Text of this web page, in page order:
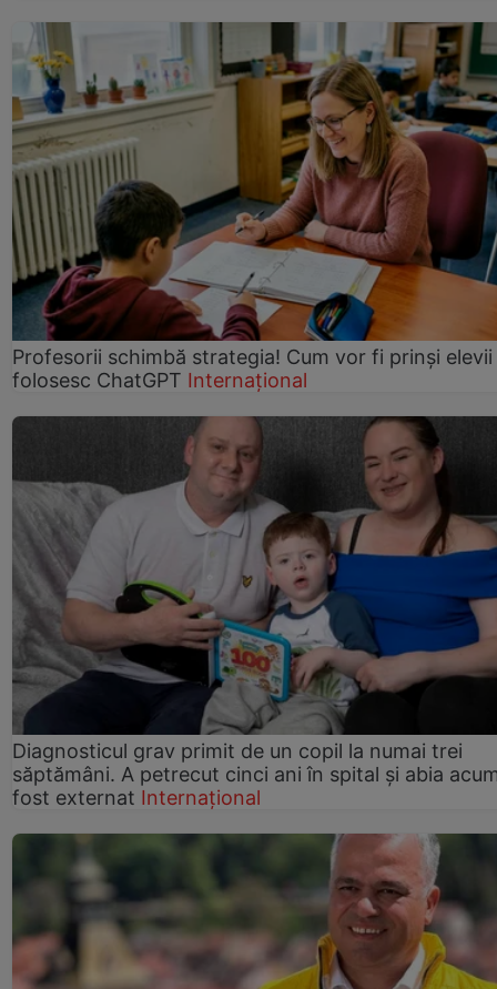
Profesorii schimbă strategia! Cum vor fi prinși elevii
folosesc ChatGPT Internațional
Diagnosticul grav primit de un copil la numai trei
săptămâni. A petrecut cinci ani în spital și abia
fost externat Internațional